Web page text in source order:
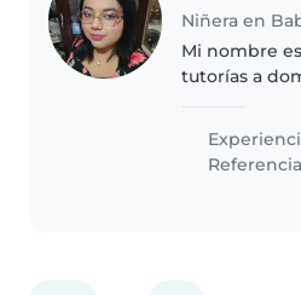
Niñera en
Mi nombre
tutorías a
en edad
una
que mis